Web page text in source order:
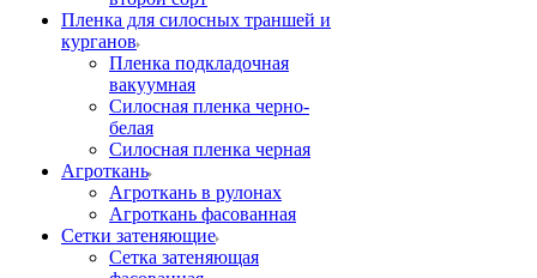
Пленка для силосных траншей и
курганов
Пленка подкладочная
вакуумная
Силосная пленка черно-
белая
Силосная пленка черная
Агроткань
Агроткань в рулонах
Агроткань фасованная
Сетки затеняющие
Сетка затеняющая